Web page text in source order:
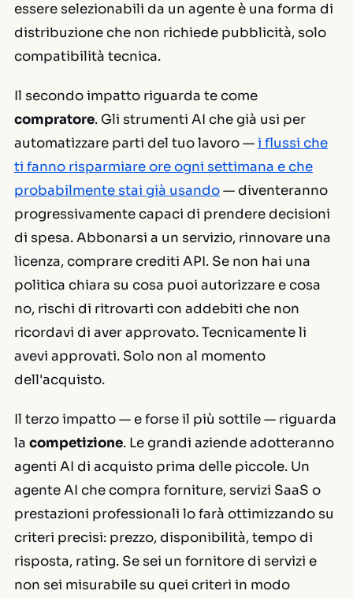
essere selezionabili da un agente è una forma di
distribuzione che non richiede pubblicità, solo
compatibilità tecnica.
Il secondo impatto riguarda te come
compratore. Gli strumenti AI che già usi per
automatizzare parti del tuo lavoro —i flussi che
ti fanno risparmiare ore ogni settimana e che
probabilmente stai già usando— diventeranno
progressivamente capaci di prendere decisioni
di spesa. Abbonarsi a un servizio, rinnovare una
licenza, comprare crediti API. Se non hai una
politica chiara su cosa puoi autorizzare e cosa
no, rischi di ritrovarti con addebiti che non
ricordavi di aver approvato. Tecnicamente li
avevi approvati. Solo non al momento
dell'acquisto.
Il terzo impatto — e forse il più sottile — riguarda
la competizione. Le grandi aziende adotteranno
agenti AI di acquisto prima delle piccole. Un
agente AI che compra forniture, servizi SaaS o
prestazioni professionali lo farà ottimizzando su
criteri precisi: prezzo, disponibilità, tempo di
risposta, rating. Se sei un fornitore di servizi e
non sei misurabile su quei criteri in modo